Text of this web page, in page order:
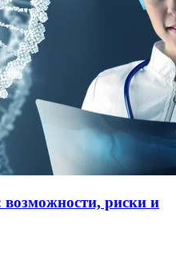
возможности, риски и